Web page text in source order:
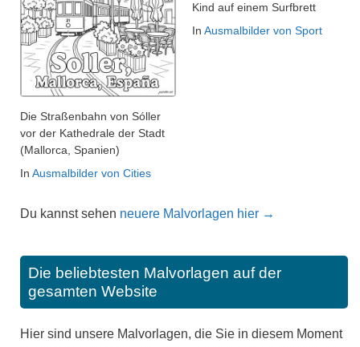
Die Straßenbahn von Sóller
vor der Kathedrale der Stadt
(Mallorca, Spanien)
In Ausmalbilder von Cities
Kind auf einem Surfbrett
In Ausmalbilder von Sport
Du kannst sehen neuere Malvorlagen hier →
Die beliebtesten Malvorlagen auf der
gesamten Website
Hier sind unsere Malvorlagen, die Sie in diesem Moment